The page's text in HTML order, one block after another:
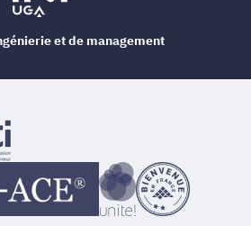
et de management